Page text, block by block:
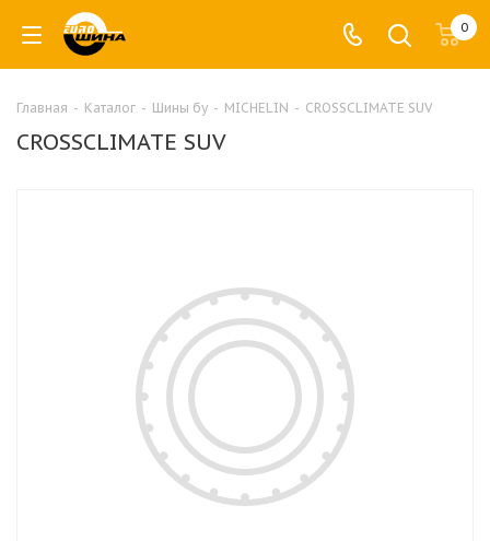
0
Главная - Каталог - Шины бу - MICHELIN - CROSSCLIMATE SUV
CROSSCLIMATE SUV